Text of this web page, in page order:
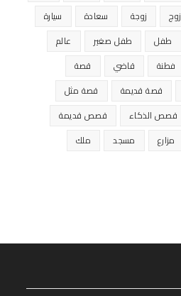
زوج زوجة سعادة
سيارة
طفل طفل صغير
عالم
فطنة قاضي
قصة
قصة قديمة
قصة مثل
قصص الذكاء
قصص قديمة
مزارع مسجد
ملك